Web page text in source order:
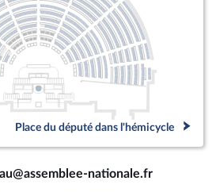
Place du député dans l'hémicycle
nationale.fr